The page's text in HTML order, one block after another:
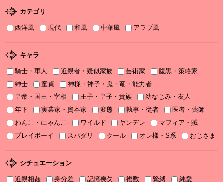
『打算婚 未亡人になりかけましたがヤンデレ実業家の愛され妻に
なりました』お詫びと訂正
書泉2025年TLフェア Sonyaコミックス参加サイン色紙ちらっと見
せ♡
2025/11/08
書泉2025年TLフェア ソーニャ文庫・Sonyaコミックス参加♡
2025/11/06
2025年11月刊電子書籍配信のお知らせ
2025年10月刊電子書籍配信のお知らせ
2025/09/03
2025年９月刊電子書籍配信のお知らせ
カテゴリ
西洋風 現代 和風 中華風 アラブ風
キャラ
騎士・軍人 近親者・疑似家族 芸術家
腹黒・策略家
紳士
童貞
神様・神子・鬼・竜・能力者
皇帝・国王・宰相
王子・皇子・貴族
幼なじみ・友人
年下
実業家・資本家 変態 執事・従者
医者・薬師
わんこ・にゃんこ
ワイルド ヤンデレ
マフィア・賊
プレイボーイ
スパダリ クール オレ様・S系 おじさま
シチュエーション
近親相姦 身分差 記憶喪失 複数 緊縛
純愛